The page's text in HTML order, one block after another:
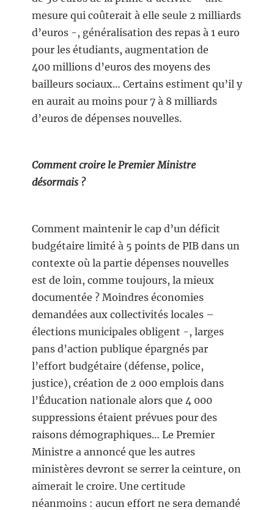
mesure qui coûterait à elle seule 2 milliards
d’euros -, généralisation des repas à 1 euro
pour les étudiants, augmentation de
400 millions d’euros des moyens des
bailleurs sociaux… Certains estiment qu’il y
en aurait au moins pour 7 à 8 milliards
d’euros de dépenses nouvelles.
Comment croire le Premier Ministre
désormais ?
Comment maintenir le cap d’un déficit
budgétaire limité à 5 points de PIB dans un
contexte où la partie dépenses nouvelles
est de loin, comme toujours, la mieux
documentée ? Moindres économies
demandées aux collectivités locales –
élections municipales obligent -, larges
pans d’action publique épargnés par
l’effort budgétaire (défense, police,
justice), création de 2 000 emplois dans
l’Éducation nationale alors que 4 000
suppressions étaient prévues pour des
raisons démographiques… Le Premier
Ministre a annoncé que les autres
ministères devront se serrer la ceinture, on
aimerait le croire. Une certitude
néanmoins : aucun effort ne sera demandé